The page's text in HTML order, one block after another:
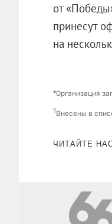
от
принесут
на
*Организация
1Внесены в
ЧИТАЙТЕ